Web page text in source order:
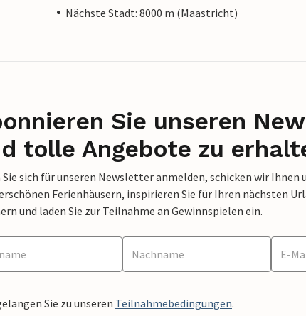
Nächste Stadt: 8000 m (Maastricht)
Sie unseren
tolle Angebote zu
Sie sich für unseren Newsletter anmelden, schicken wir
Ferienhäusern, inspirieren Sie für Ihren nächsten
und laden Sie zur Teilnahme an Gewinnspielen ein.
Sie zu unseren Teilnahmebedingungen.